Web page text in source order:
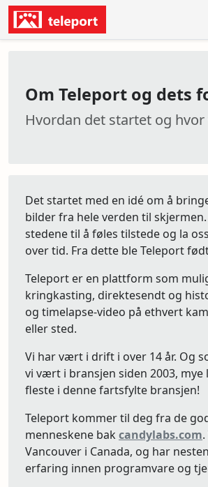
Om Teleport og dets
Hvordan det startet og hvor
Det startet med en idé om å
bilder fra hele verden til
stedene til å føles tilstede og la
over tid. Fra dette ble Teleport
Teleport er en plattform som
kringkasting, direktesendt og
og timelapse-video på ethvert
eller sted.
Vi har vært i drift i over 14 år. Og
vi vært i bransjen siden 2003, mye
fleste i denne fartsfylte bransjen!
Teleport kommer til deg fra de
menneskene bak candylabs.com
Vancouver i Canada, og har
erfaring innen programvare og